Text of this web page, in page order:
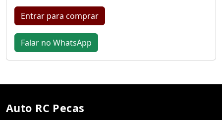
Entrar para comprar
Falar no WhatsApp
Auto RC Pecas